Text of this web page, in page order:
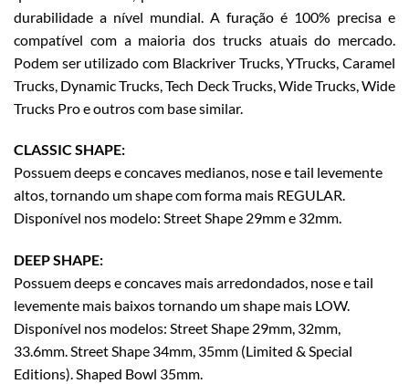
durabilidade a nível mundial. A furação é 100% precisa e
compatível com a maioria dos trucks atuais do mercado.
Podem ser utilizado com Blackriver Trucks, YTrucks, Caramel
Trucks, Dynamic Trucks, Tech Deck Trucks, Wide Trucks, Wide
Trucks Pro e outros com base similar.
CLASSIC SHAPE:
Possuem deeps e concaves medianos, nose e tail levemente
altos, tornando um shape com forma mais REGULAR.
Disponível nos modelo: Street Shape 29mm e 32mm.
DEEP SHAPE:
Possuem deeps e concaves mais arredondados, nose e tail
levemente mais baixos tornando um shape mais LOW.
Disponível nos modelos: Street Shape 29mm, 32mm,
33.6mm. Street Shape 34mm, 35mm (Limited & Special
Editions). Shaped Bowl 35mm.